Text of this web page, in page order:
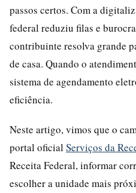
passos certos. Com a
federal reduziu filas e
contribuinte resolva grande
de casa. Quando o
sistema de agendamento
eficiência.
Neste artigo, vimos que o
portal oficial Serviços da
Receita Federal, informar
escolher a unidade mais